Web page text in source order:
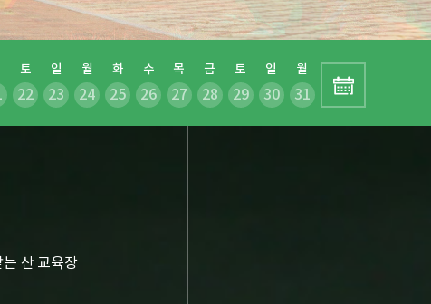
토
22
일
23
월
24
화
25
수
26
목
27
금
28
토
29
일
30
월
31
산 교육장